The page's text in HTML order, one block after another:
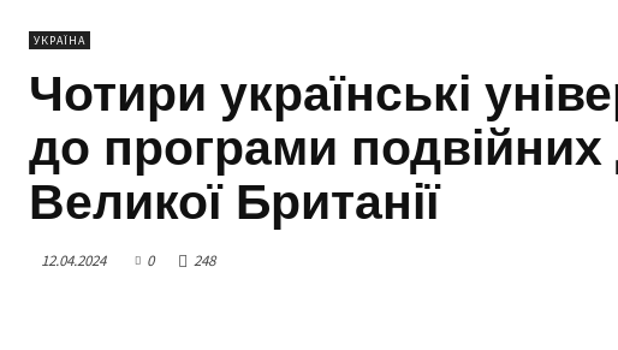
УКРАЇНА
Чотири українські
до програми
Великої Британії
12.04.2024 0 248